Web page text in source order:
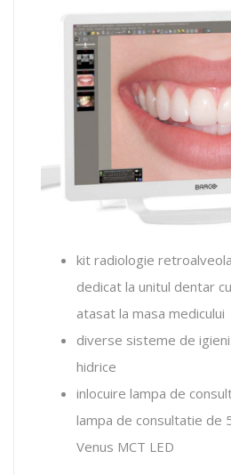
kit radiologie
dedicat la unitul dentar
atasat la masa medicului
diverse sisteme de
hidrice
inlocuire lampa de
lampa de consultatie de
Venus MCT LED